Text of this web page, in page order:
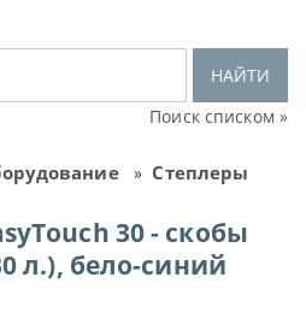
НАЙТИ
Поиск списком »
» Степлеры
30 - скобы
л.), бело-синий